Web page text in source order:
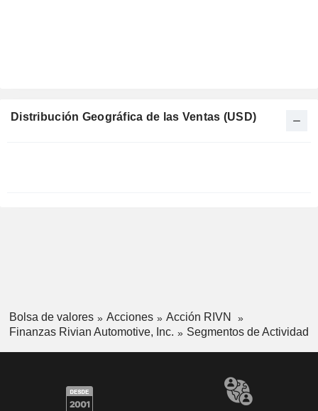
Distribución Geográfica de las Ventas (USD)
Bolsa de valores Acciones
Acción RIVN
Finanzas Rivian Automotive, Inc.
Segmentos de Actividad